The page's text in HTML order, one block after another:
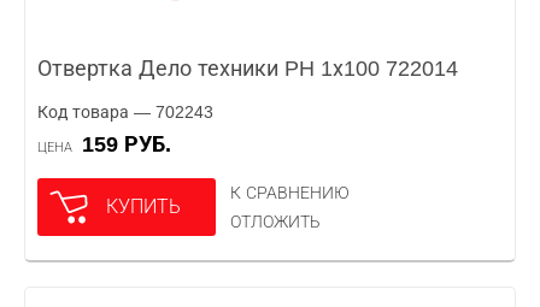
Отвертка Дело техники PH 1х100 722014
Код товара — 702243
ЦЕНА 159 РУБ.
КУПИТЬ
К СРАВНЕНИЮ
ОТЛОЖИТЬ